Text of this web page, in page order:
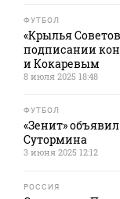
ФУТБОЛ
«Крылья
подписании
и Кокаревым
8 июля 2025 18:48
ФУТБОЛ
«Зенит»
Сутормина
3 июня 2025 12:12
РОССИЯ